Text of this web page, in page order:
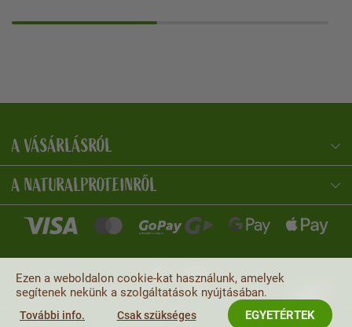
A VÁSÁRLÁSRÓL
A NATURALPROTEINRŐL
Ezen a weboldalon cookie-kat használunk, amelyek
segítenek nekünk a szolgáltatások nyújtásában.
További info. Csak szükséges EGYETÉRTEK
NaturalProtein Tanácsadó
Online · Itt vagyok Önnek